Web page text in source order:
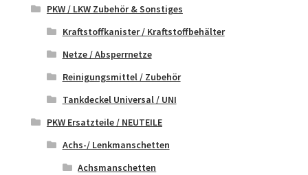
PKW / LKW Zubehör & Sonstiges
Kraftstoffkanister / Kraftstoffbehälter
Netze / Absperrnetze
Reinigungsmittel / Zubehör
Tankdeckel Universal / UNI
PKW Ersatzteile / NEUTEILE
Achs-/ Lenkmanschetten
Achsmanschetten